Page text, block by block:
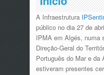
A Infraestrutura
público no dia 27 de
IPMA em Algés, numa
Direção-Geral do
Português do Mar e da
estiveram presentes